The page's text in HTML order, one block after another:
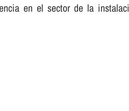
en el sector de la